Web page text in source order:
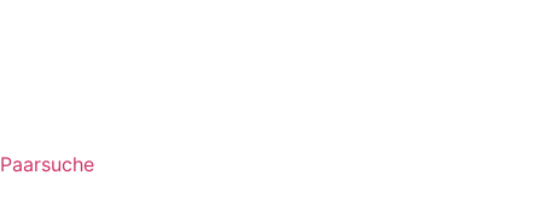
Paarsuche